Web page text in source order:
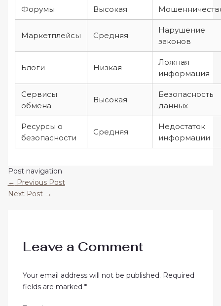
Форумы Высокая
Маркетплейсы Средняя
Нарушение
законов
Блоги Низкая
Ложная
информация
Сервисы
обмена
Высокая
Безопасность
данных
Ресурсы о
безопасности
Средняя
Недостаток
информации
Post navigation
← Previous Post
Next Post →
Leave a Comment
Your email address will not be published. Required
fields are marked *